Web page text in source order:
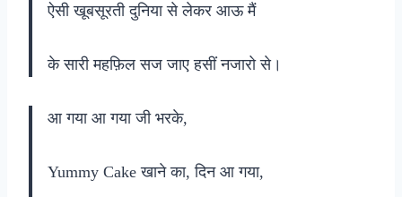
ऐसी खूबसूरती दुनिया से लेकर आऊ मैं
के सारी महफ़िल सज जाए हसीं नजारो से।
आ गया आ गया जी भरके,
Yummy Cake खाने का, दिन आ गया,